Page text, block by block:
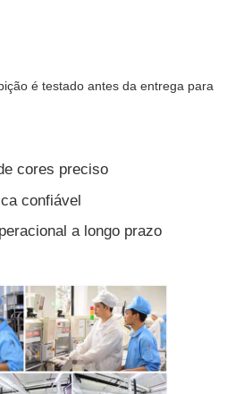
é testado antes da entrega para
cores preciso
confiável
a longo prazo